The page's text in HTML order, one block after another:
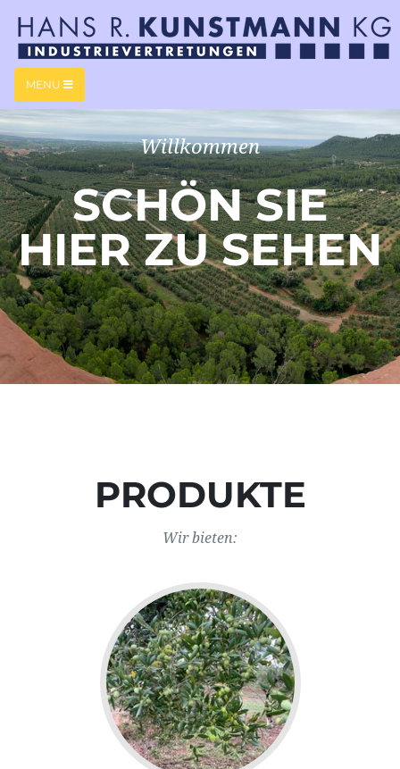
MENU
Willkommen
SCHÖN SIE
HIER ZU SEHEN
PRODUKTE
Wir bieten: